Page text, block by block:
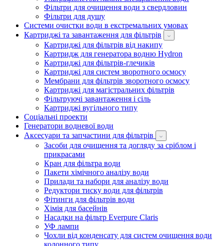
Фільтри для очищення води з свердловин
Фільтри для душу
Системи очистки води в екстремальних умовах
Картриджі та завантаження для фільтрів
Картриджі для фільтрів від накипу
Картридж для генератора водню Hydron
Картриджі для фільтрів-глечиків
Картриджі для систем зворотного осмосу
Мембрани для фільтрів зворотного осмосу
Картриджі для магістральних фільтрів
Фільтруючі завантаження і сіль
Картриджі вугільного типу
Соціальні проекти
Генератори водневої води
Аксесуари та запчастини для фільтрів
Засоби для очищення та догляду за сріблом і
прикрасами
Кран для фільтра води
Пакети хімічного аналізу води
Прилади та набори для аналізу води
Редуктори тиску води для фільтрів
Фітинги для фільтрів води
Хімія для басейнів
Насадки на фільтр Everpure Claris
УФ лампи
Чохли від конденсату для систем очищення води
колонного типу